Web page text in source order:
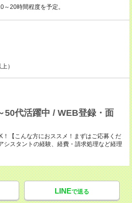
20時間程度を予定。
）
50代活躍中 / WEB登録・面
！【こんな方におススメ！まずはご応募くだ
シスタントの経験、経費・請求処理など経理
LINEで送る